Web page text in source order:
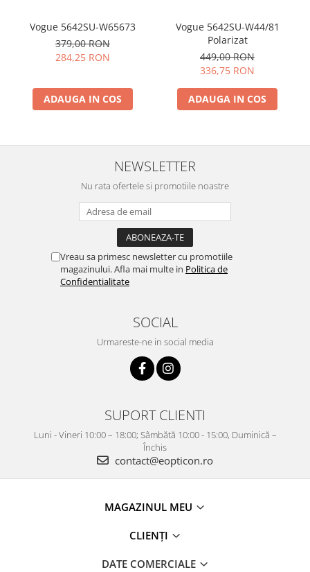
Vogue 5642SU-W65673
379,00 RON
284,25 RON
ADAUGA IN COS
Vogue 5642SU-W44/81
Polarizat
449,00 RON
336,75 RON
ADAUGA IN COS
NEWSLETTER
Nu rata ofertele si promotiile noastre
Vreau sa primesc newsletter cu promotiile
magazinului. Afla mai multe in Politica de
Confidentialitate
SOCIAL
Urmareste-ne in social media
SUPORT CLIENTI
Luni - Vineri 10:00 – 18:00; Sâmbătă 10:00 - 15:00, Duminică –
Închis
contact@eopticon.ro
MAGAZINUL MEU
CLIENȚI
DATE COMERCIALE